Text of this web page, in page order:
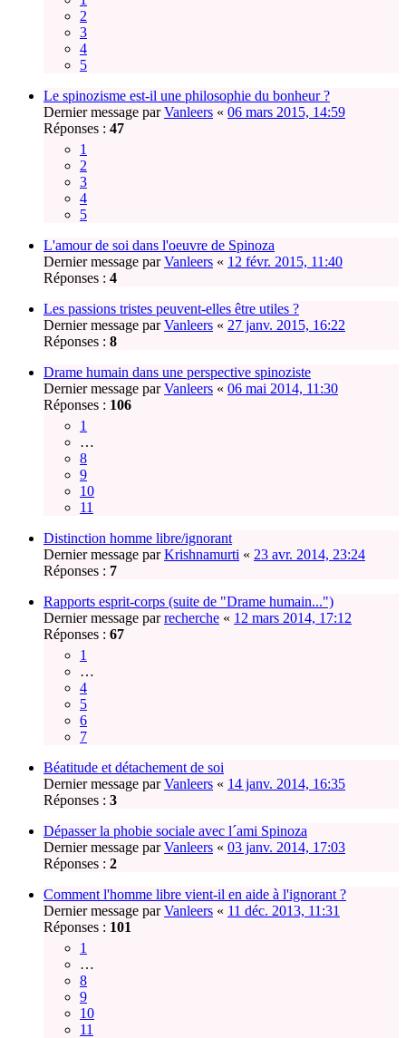
2
3
4
5
Le spinozisme est-il une philosophie du bonheur ?
Dernier message parVanleers « 06 mars 2015, 14:59
Réponses : 47
1
2
3
4
5
L'amour de soi dans l'oeuvre de Spinoza
Dernier message parVanleers « 12 févr. 2015, 11:40
Réponses : 4
Les passions tristes peuvent-elles être utiles ?
Dernier message parVanleers « 27 janv. 2015, 16:22
Réponses : 8
Drame humain dans une perspective spinoziste
Dernier message parVanleers « 06 mai 2014, 11:30
Réponses : 106
1
…
8
9
10
11
Distinction homme libre/ignorant
Dernier message parKrishnamurti « 23 avr. 2014, 23:24
Réponses : 7
Rapports esprit-corps (suite de "Drame humain...")
Dernier message parrecherche « 12 mars 2014, 17:12
Réponses : 67
1
…
4
5
6
7
Béatitude et détachement de soi
Dernier message parVanleers « 14 janv. 2014, 16:35
Réponses : 3
Dépasser la phobie sociale avec l´ami Spinoza
Dernier message parVanleers « 03 janv. 2014, 17:03
Réponses : 2
Comment l'homme libre vient-il en aide à l'ignorant ?
Dernier message parVanleers « 11 déc. 2013, 11:31
Réponses : 101
1
…
8
9
10
11